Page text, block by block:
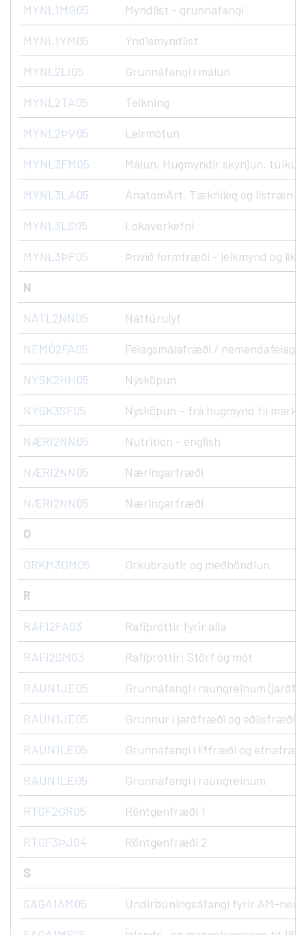
MYNL1MG05 Myndlist - grunnáfangi
MYNL1YM05 Yndismyndlist
MYNL2LI05 Grunnáfangi í málun
MYNL2TA05 Teikning
MYNL2ÞV05 Leirmótun
MYNL3FM05 Málun. Hugmyndir skynjun, túlkun
MYNL3LA05 AnatomArt. Tæknileg og listræn
MYNL3LS05 Lokaverkefni
MYNL3ÞF05 Þrívíð formfræði - leikmynd og
N
NÁTL2NN05 Náttúrulyf
NEMÓ2FÁ05 Félagsmálafræði / nemendafélag
NÝSK2HH05 Nýsköpun
NÝSK3SF05 Nýsköpun – frá hugmynd til
NÆRI2NN05 Nutrition - english
NÆRI2NN05 Næringarfræði
NÆRI2NN05 Næringarfræði
O
ORKM3OM05 Orkubrautir og meðhöndlun
R
RAFÍ2FA03 Rafíþróttir fyrir alla
RAFÍ2SM03 Rafíþróttir: Störf og mót
RAUN1JE05 Grunnáfangi í raungreinum
RAUN1JE05 Grunnur í jarðfræði og eðlisfræði
RAUN1LE05 Grunnáfangi í líffræði og efnafræði
RAUN1LE05 Grunnáfangi í raungreinum
RTGF2GR05 Röntgenfræði 1
RTGF3ÞJ04 Röntgenfræði 2
S
SAGA1AM05 Undirbúningsáfangi fyrir AM-